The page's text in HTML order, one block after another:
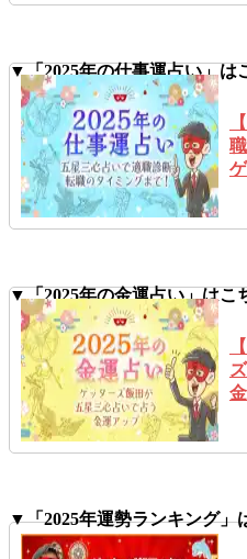
▼「2025年の仕事運占い」は
▼「2025年の金運占い」はこ
▼「2025年運勢ランキング」